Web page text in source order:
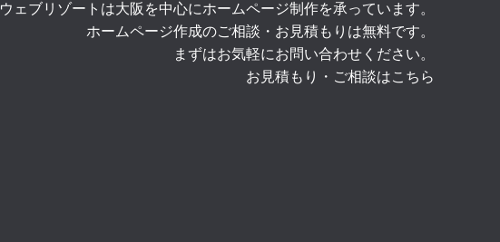
ウェブリゾートは大阪を中心にホームページ制作を承っています。
ホームページ作成のご相談・お見積もりは無料です。
まずはお気軽にお問い合わせください。
お見積もり・ご相談はこちら